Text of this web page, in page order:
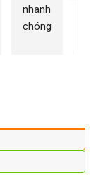
nhanh
chóng
đây